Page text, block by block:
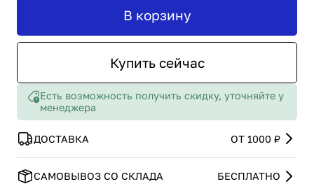
Купить сейчас
В корзину
Есть возможность получить скидку, уточняйте у
менеджера
ДОСТАВКА ОТ 1000 ₽
САМОВЫВОЗ СО СКЛАДА БЕСПЛАТНО